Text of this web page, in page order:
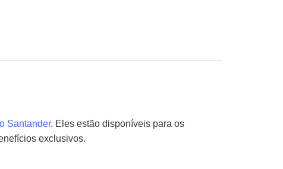
Santander. Eles estão disponíveis para os
exclusivos.